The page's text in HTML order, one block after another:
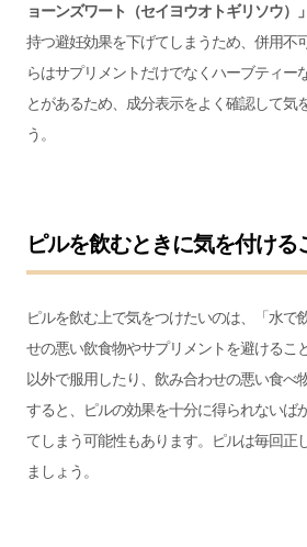
ョーンズワート（セイヨウオトギリソウ）」
持つ避妊効果を下げてしまうため、併用不
らはサプリメントだけでなくハーブティー
とがあるため、成分表示をよく確認して気
う。
ピルを飲むときに気を付ける
ピルを飲む上で気をつけたいのは、「水で
せの悪い飲食物やサプリメントを避けるこ
以外で服用したり、飲み合わせの悪い食べ
すると、ピルの効果を十分に得られないば
てしまう可能性もあります。ピルは毎回正
ましょう。